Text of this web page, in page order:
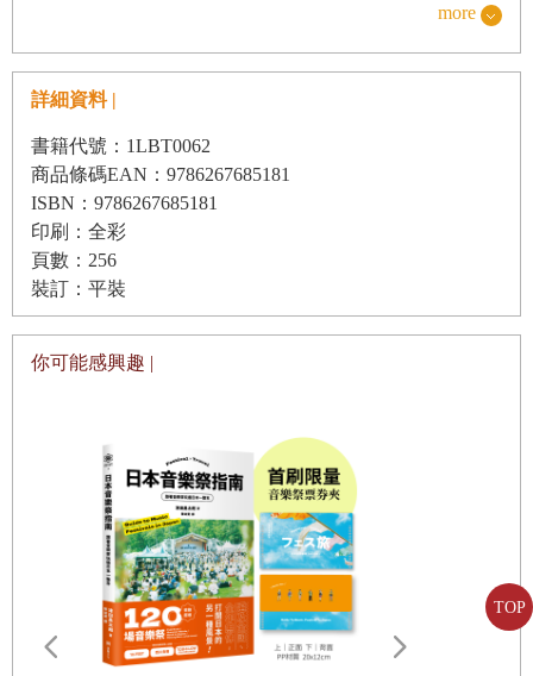
TOP
03 享受200%的越南
04 準備越南之旅的行李物品
05 越南戰利品寶物大公開
VIETNAM NEWSPAPER
越南事件簿BEST 5
01必吃絕品河粉！
02 吃遍越南麵食
03 越式法國麵包試吃評比大會
04 清晨咖啡館的3種利用方式
05 越南咖啡or英式下午茶
電子書上市，手機電腦都能閱讀，越南近／盡在眼前！
◆117 must dos @ Vietnam：必遊景點、必嘗美食、必賞藝
術、必買好物、必懂知識、必去名店，最經典美學、最新潮
時尚，私房獨家，在地視角，一本搞定，絕不漏勾！
◆越南城市古都+人氣景點+世界遺產：胡志明市草田區、范
五老街、堤岸、西寧市、美萩市、富國島、峴港、會安、順
等，盡覽無遺！
體驗水上木偶劇、富國島度假勝地、喝越南咖啡享受午茶時
光、上五行山健行、搭人力車輕鬆遊街、到河內吃正宗越南
河粉、享用地方小吃和星級餐飲、到缽場採購越南陶瓷、體
驗高CP值療癒Spa等。
◆上千張精美照片、插圖、漫畫、藝術畫作、方位圖、圖例
圖表，用豐富的視覺呈現導覽越南！
◆書前別冊詳附越南全圖、胡志明市+中部+順化+峴港+會安
more
詳細資料 |
書籍代號：1LBT0062
商品條碼EAN：9786267685181
ISBN：9786267685181
印刷：全彩
頁數：256
裝訂：平裝
你可能感興趣 |